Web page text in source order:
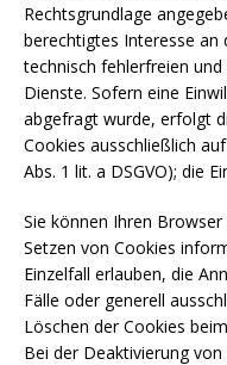
Rechtsgrundlage
berechtigtes Interesse an
technisch fehlerfreien
Dienste. Sofern eine
abgefragt wurde, erfolgt
Cookies ausschließlich
Abs. 1 lit. a DSGVO); die
Sie können Ihren
Setzen von Cookies
Einzelfall erlauben, die
Fälle oder generell
Löschen der Cookies
Bei der Deaktivierung